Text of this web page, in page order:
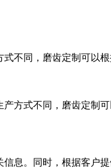
不同，磨齿定制可以
方式不同，磨齿定制
息。同时，根据客户